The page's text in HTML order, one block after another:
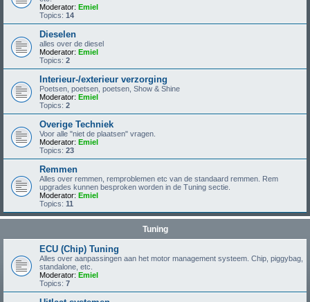
Moderator: Emiel
Topics: 14
Dieselen
alles over de diesel
Moderator: Emiel
Topics: 2
Interieur-/exterieur verzorging
Poetsen, poetsen, poetsen, Show & Shine
Moderator: Emiel
Topics: 2
Overige Techniek
Voor alle "niet de plaatsen" vragen.
Moderator: Emiel
Topics: 23
Remmen
Alles over remmen, remproblemen etc van de standaard remmen. Rem
upgrades kunnen besproken worden in de Tuning sectie.
Moderator: Emiel
Topics: 11
Tuning
ECU (Chip) Tuning
Alles over aanpassingen aan het motor management systeem. Chip, piggybag,
standalone, etc.
Moderator: Emiel
Topics: 7